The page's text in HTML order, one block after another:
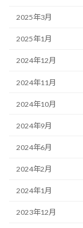
2025年3月
2025年1月
2024年12月
2024年11月
2024年10月
2024年9月
2024年6月
2024年2月
2024年1月
2023年12月